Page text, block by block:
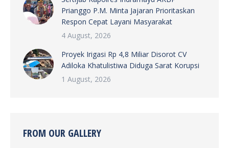
Prianggo P.M. Minta Jajaran Prioritaskan
Respon Cepat Layani Masyarakat
4 August, 2026
Proyek Irigasi Rp 4,8 Miliar Disorot CV
Adiloka Khatulistiwa Diduga Sarat Korupsi
1 August, 2026
FROM OUR GALLERY